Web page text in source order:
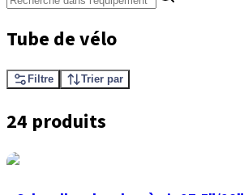
Tube de vélo
Filtre Trier par
24 produits